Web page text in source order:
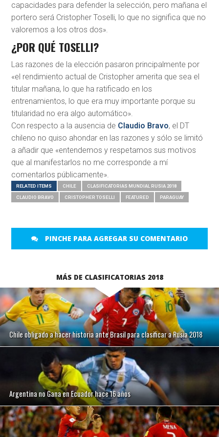
capacidades para defender la selección, pero mañana el
portero será Cristopher Toselli, lo que no significa que no
valoremos a los otros dos».
¿POR QUÉ TOSELLI?
Las razones de la elección pasaron principalmente por
«el rendimiento actual de Cristopher amerita que sea el
titular mañana, lo que ha ratificado en los
entrenamientos, lo que era muy importante porque su
titularidad no era algo automático».
Con respecto a la ausencia de Claudio Bravo, el DT
chileno no quiso ahondar en las razones y sólo se limitó
a añadir que «entendemos y respetamos sus motivos
que al manifestarlos no me corresponde a mí
comentarlos públicamente».
RELATED ITEMS CHILE CLASIFICATORIAS MUNDIAL RUSIA 2018
CLAUDIO BRAVO CRISTOPHER TOSELLI FEATURED PARAGUAY
PINCHE PARA AGREGAR SU COMENTARIO
MÁS DE CLASIFICATORIAS 2018
Chile obligado a hacer historia ante Brasil para clasificar a Rusia 2018
Argentina no Gana en Ecuador hace 16 años